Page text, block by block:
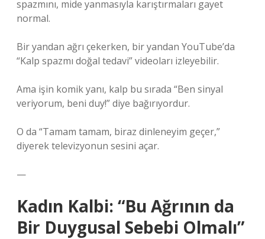
spazmını, mide yanmasıyla karıştırmaları gayet
normal.
Bir yandan ağrı çekerken, bir yandan YouTube’da
“Kalp spazmı doğal tedavi” videoları izleyebilir.
Ama işin komik yanı, kalp bu sırada “Ben sinyal
veriyorum, beni duy!” diye bağırıyordur.
O da “Tamam tamam, biraz dinleneyim geçer,”
diyerek televizyonun sesini açar.
—
Kadın Kalbi: “Bu Ağrının da
Bir Duygusal Sebebi Olmalı”